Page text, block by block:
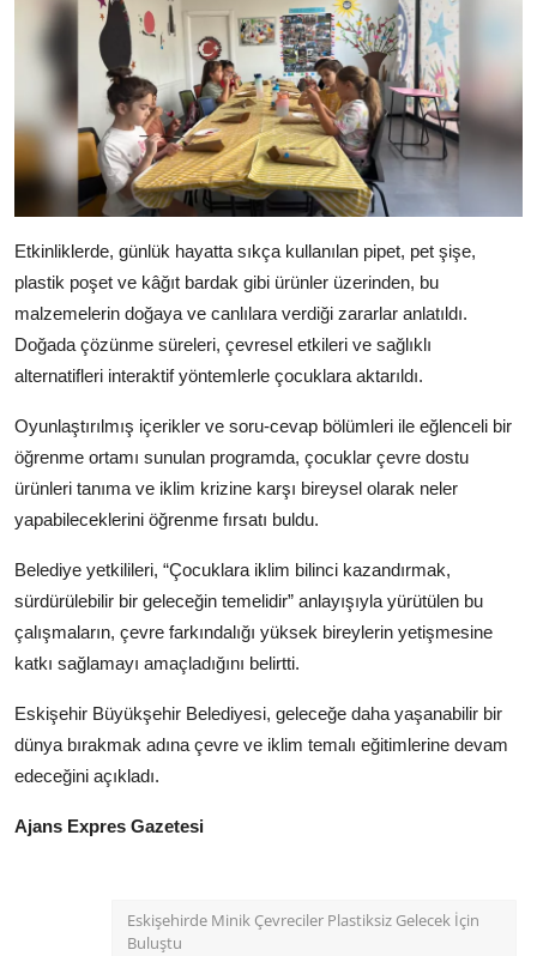
Gastronomi
E-GAZETE
Etkinliklerde, günlük hayatta sıkça kullanılan pipet, pet şişe,
plastik poşet ve kâğıt bardak gibi ürünler üzerinden, bu
malzemelerin doğaya ve canlılara verdiği zararlar anlatıldı.
Doğada çözünme süreleri, çevresel etkileri ve sağlıklı
alternatifleri interaktif yöntemlerle çocuklara aktarıldı.
Oyunlaştırılmış içerikler ve soru-cevap bölümleri ile eğlenceli bir
öğrenme ortamı sunulan programda, çocuklar çevre dostu
ürünleri tanıma ve iklim krizine karşı bireysel olarak neler
yapabileceklerini öğrenme fırsatı buldu.
Belediye yetkilileri, “Çocuklara iklim bilinci kazandırmak,
sürdürülebilir bir geleceğin temelidir” anlayışıyla yürütülen bu
çalışmaların, çevre farkındalığı yüksek bireylerin yetişmesine
katkı sağlamayı amaçladığını belirtti.
Eskişehir Büyükşehir Belediyesi, geleceğe daha yaşanabilir bir
dünya bırakmak adına çevre ve iklim temalı eğitimlerine devam
edeceğini açıkladı.
Ajans Expres Gazetesi
Eskişehirde Minik Çevreciler Plastiksiz Gelecek İçin
Buluştu